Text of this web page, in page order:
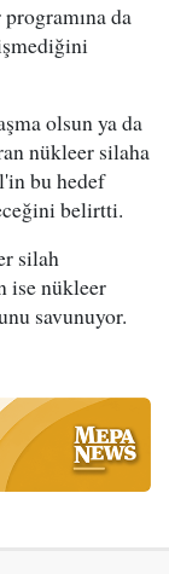
da
olsun ya da
nükleer silaha
bu hedef
belirtti.
silah
ise nükleer
savunuyor.